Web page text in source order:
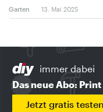
Garten 13. Mai 2025
immer dabei
Das neue Abo:
Jetzt gratis testen